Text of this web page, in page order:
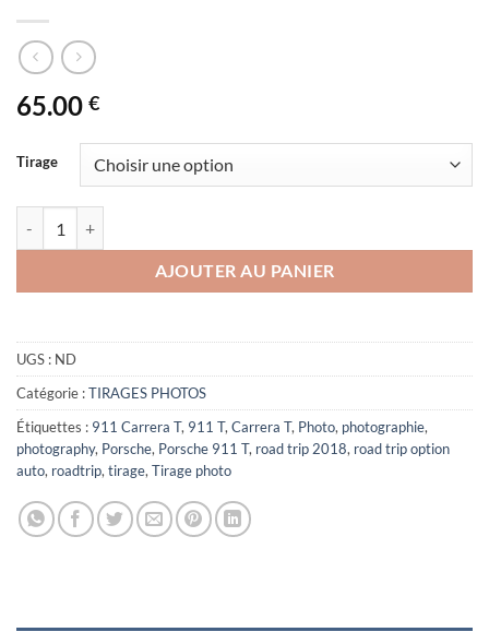
65.00 €
Tirage
AJOUTER AU PANIER
UGS : ND
Catégorie :TIRAGES PHOTOS
Étiquettes : 911 Carrera T, 911 T, Carrera T, Photo, photographie,
photography, Porsche, Porsche 911 T, road trip 2018, road trip option
auto, roadtrip, tirage, Tirage photo